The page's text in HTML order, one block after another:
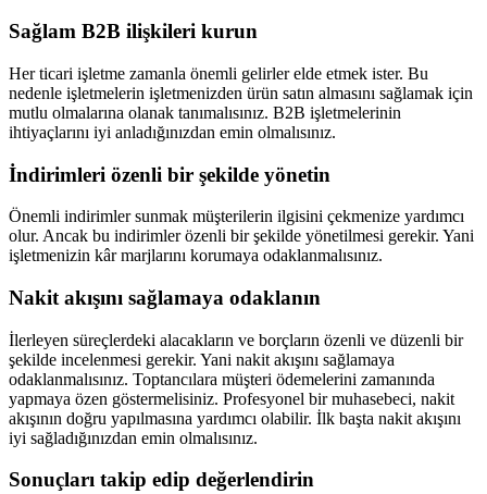
Sağlam B2B ilişkileri kurun
Her ticari işletme zamanla önemli gelirler elde etmek ister. Bu
nedenle işletmelerin işletmenizden ürün satın almasını sağlamak için
mutlu olmalarına olanak tanımalısınız. B2B işletmelerinin
ihtiyaçlarını iyi anladığınızdan emin olmalısınız.
İndirimleri özenli bir şekilde yönetin
Önemli indirimler sunmak müşterilerin ilgisini çekmenize yardımcı
olur. Ancak bu indirimler özenli bir şekilde yönetilmesi gerekir. Yani
işletmenizin kâr marjlarını korumaya odaklanmalısınız.
Nakit akışını sağlamaya odaklanın
İlerleyen süreçlerdeki alacakların ve borçların özenli ve düzenli bir
şekilde incelenmesi gerekir. Yani nakit akışını sağlamaya
odaklanmalısınız. Toptancılara müşteri ödemelerini zamanında
yapmaya özen göstermelisiniz. Profesyonel bir muhasebeci, nakit
akışının doğru yapılmasına yardımcı olabilir. İlk başta nakit akışını
iyi sağladığınızdan emin olmalısınız.
Sonuçları takip edip değerlendirin